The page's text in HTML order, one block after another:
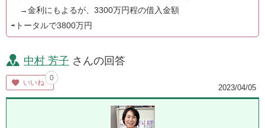
→金利にもよるが、3300万円程の借入金額
⇨トータルで3800万円
中村 芳子 さんの回答
いいね
0
2023/04/05